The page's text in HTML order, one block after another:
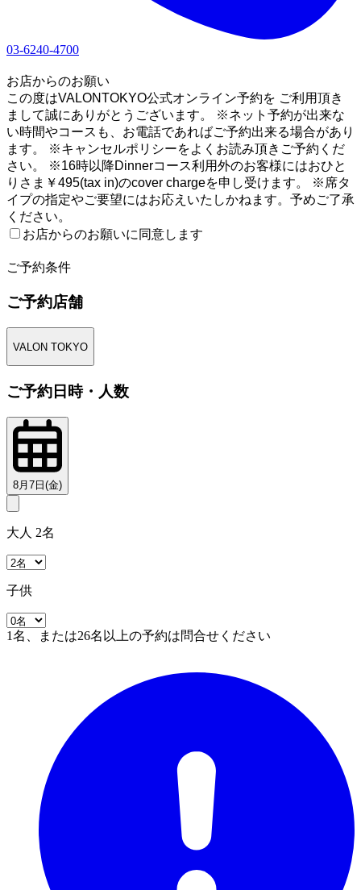
03-6240-4700
お店からのお願い
この度はVALONTOKYO公式オンライン予約を ご利用頂き
まして誠にありがとうございます。 ※ネット予約が出来な
い時間やコースも、お電話であればご予約出来る場合があり
ます。 ※キャンセルポリシーをよくお読み頂きご予約くだ
さい。 ※16時以降Dinnerコース利用外のお客様にはおひと
りさま￥495(tax in)のcover chargeを申し受けます。 ※席タ
イプの指定やご要望にはお応えいたしかねます。予めご了承
ください。
お店からのお願いに同意します
ご予約条件
ご予約店舗
VALON TOKYO
ご予約日時・人数
8月7日(金)
大人 2名
子供
1名、または26名以上の予約は問合せください